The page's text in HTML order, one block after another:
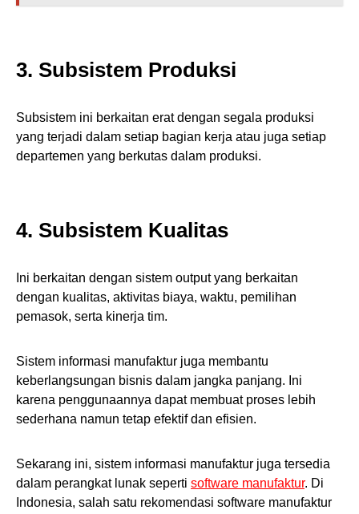
3. Subsistem Produksi
Subsistem ini berkaitan erat dengan segala produksi
yang terjadi dalam setiap bagian kerja atau juga setiap
departemen yang berkutas dalam produksi.
4. Subsistem Kualitas
Ini berkaitan dengan sistem output yang berkaitan
dengan kualitas, aktivitas biaya, waktu, pemilihan
pemasok, serta kinerja tim.
Sistem informasi manufaktur juga membantu
keberlangsungan bisnis dalam jangka panjang. Ini
karena penggunaannya dapat membuat proses lebih
sederhana namun tetap efektif dan efisien.
Sekarang ini, sistem informasi manufaktur juga tersedia
dalam perangkat lunak seperti software manufaktur. Di
Indonesia, salah satu rekomendasi software manufaktur